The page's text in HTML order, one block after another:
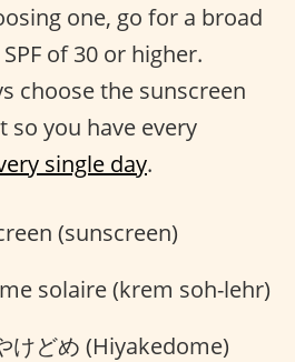
one, go for a broad
of 30 or higher.
choose the sunscreen
so you have every
single day.
(sunscreen)
solaire (krem soh-lehr)
けどめ (Hiyakedome)